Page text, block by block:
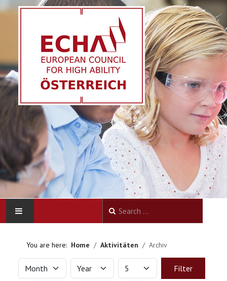
VEREIN
You are here: Home Aktivitäten Archiv
Filters
Month Year Display # Filter